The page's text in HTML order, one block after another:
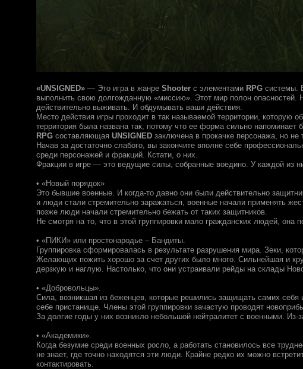
«UNSIGNED» — Это игра в жанре Shooter с элементами RPG системы.
выполнить свою долгожданную «миссию». Этот мир полон
действительно выживать. И обдумывать ваши действия.
Место действия игры проходит в так называемой территории,
территория была названа так, потому что ее форма сильно
RPG составляющая UNSIGNED заключена в прокачке персонажа, но
Начав за достаточно слабого, вы закончите вполне себе
среди персонажей и фракций. Кстати, о них.
Фракции в игре — это ведущие силы, собранные воедино. У каждой из
• «Новый порядок»
Это бывшие военные. И когда-то давно они были действительно
и люди стали стремительно заражаться, военные начали применять
позже люди начали стремительно бежать от таких защитников.
Не смотря на то, что в этой группировки мало гражданских людей,
• «ПИКИ» или простонародье – Бандиты.
Группировка сформировалась в результате разрушения мира. Зеки,
Желающих пожить хорошо за счет других было много. Сильнейшая и
дерзкую и наглую. Настолько, что они устраивали рейды на склады
• «Добровольцы».
Сила, возникшая из беженцев, которые решились защищать самих
себе пристанище. Члены этой группировки зачастую проводят
За долгие годы у них возникло небольшой нейтралитет с военными. Из-
• «Академики».
Когда безумие среди военных росло, а работать становилось все
не знает, где точно находятся эти люди. Крайне редко их можно
контактировать.